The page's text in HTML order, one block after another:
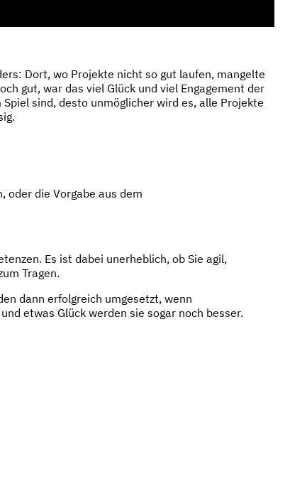
Dort, wo Projekte nicht so gut laufen, mangelte
gut, war das viel Glück und viel Engagement der
sind, desto unmöglicher wird es, alle Projekte
oder die Vorgabe aus dem
Es ist dabei unerheblich, ob Sie agil,
Tragen.
dann erfolgreich umgesetzt, wenn
etwas Glück werden sie sogar noch besser.